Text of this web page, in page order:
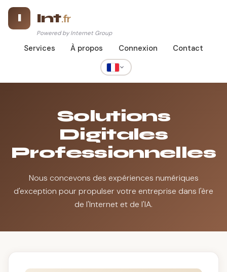
I Int.fr
Powered by Internet Group
Services À propos Connexion Contact
Solutions
Digitales
Professionnelles
Nous concevons des expériences numériques
d'exception pour propulser votre entreprise dans l'ère
de l'Internet et de l'IA.